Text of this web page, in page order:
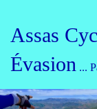
Assas
Évasion ...